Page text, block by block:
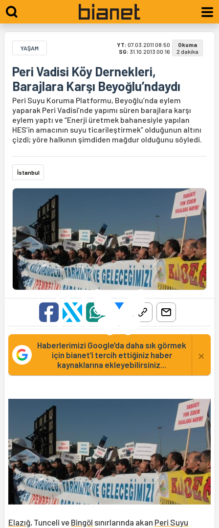
YAŞAM YT: 07.03.2011 08:50
SG: 31.10.2013 00:16
Okuma
2 dakika
Peri Vadisi Köy Dernekleri,
Barajlara Karşı Beyoğlu’ndaydı
Peri Suyu Koruma Platformu, Beyoğlu’nda eylem
yaparak Peri Vadisi’nde yapımı süren barajlara karşı
eylem yaptı ve “Enerji üretmek bahanesiyle yapılan
HES’in amacının suyu ticarileştirmek” olduğunun altını
çizdi; yöre halkının şimdiden mağdur olduğunu söyledi.
İstanbul
Haberlerimizi Google'da daha sık görmek
için bianet'i tercih ettiğiniz haber
kaynaklarına ekleyebilirsiniz...
×
Elazığ, Tunceli ve Bingöl sınırlarında akan Peri Suyu